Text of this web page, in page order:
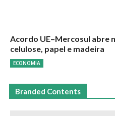
Acordo UE–Mercosul abre
celulose, papel e madeira
ECONOMIA
Branded Contents